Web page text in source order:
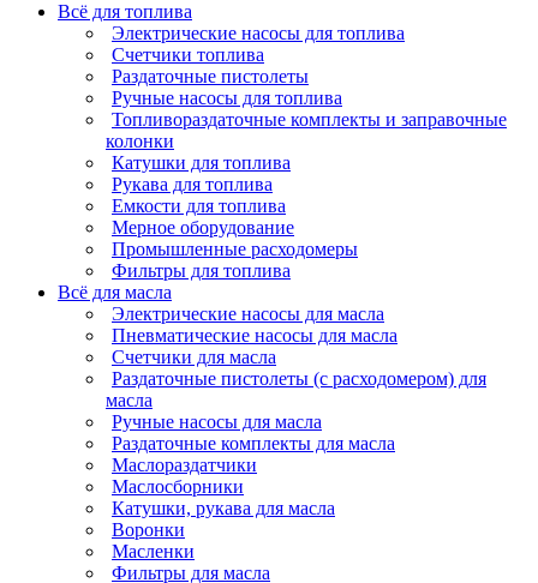
Всё для топлива
Электрические насосы для топлива
Счетчики топлива
Раздаточные пистолеты
Ручные насосы для топлива
Топливораздаточные комплекты и заправочные
колонки
Катушки для топлива
Рукава для топлива
Емкости для топлива
Мерное оборудование
Промышленные расходомеры
Фильтры для топлива
Всё для масла
Электрические насосы для масла
Пневматические насосы для масла
Счетчики для масла
Раздаточные пистолеты (с расходомером) для
масла
Ручные насосы для масла
Раздаточные комплекты для масла
Маслораздатчики
Маслосборники
Катушки, рукава для масла
Воронки
Масленки
Фильтры для масла